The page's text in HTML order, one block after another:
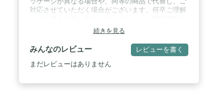
対応させていただく場合がございます。何卒ご理解
関して ➡️ 賞味期限保証は4年以上とさせていた
だいております。 / ✳️ なぜ、３日ではなく５日間
分必要なの❓ ➡️ 内閣府の最終報告で「✓最低で
も３日、できれば１週間」の備蓄を推奨となりまし
時には少ないと感じております。そこで当店では
続きを見る
みんなのレビュー レビューを書く
まだレビューはありません